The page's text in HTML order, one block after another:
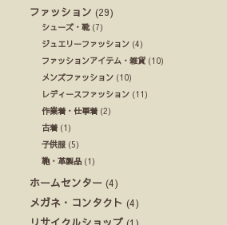
ファッション (29)
シューズ・靴(7)
ジュエリーファッション (4)
ファッションアイテム・雑貨 (10)
メンズファッション (10)
レディースファッション (11)
作業着・仕事着 (2)
古着 (1)
子供服 (5)
鞄・革製品 (1)
ホームセンター (4)
メガネ・コンタクト (4)
リサイクルショップ (1)